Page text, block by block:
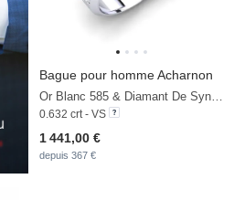
Bague pour homme Acharnon
Or Blanc 585 & Diamant De Synthèse
0.632 crt - VS
1 441,00 €
depuis 367 €